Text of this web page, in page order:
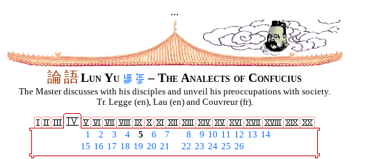
...
論語Lun Yu – The Analects of Confucius
The Master discusses with his disciples and unveil his preoccupations with society.
Tr. Legge (en), Lau (en) and Couvreur (fr).
1 2 3 4 5 6 7 8 9 10 11 12 13 14
15 16 17 18 19 20 21 22 23 24 25 26